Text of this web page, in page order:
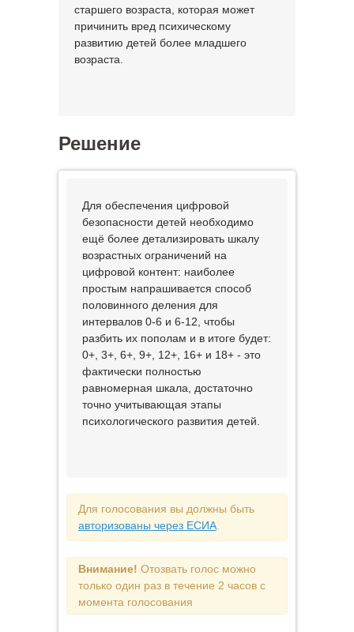
старшего возраста, которая может
причинить вред психическому
развитию детей более младшего
возраста.
Решение
Для обеспечения цифровой
безопасности детей необходимо
ещё более детализировать шкалу
возрастных ограничений на
цифровой контент: наиболее
простым напрашивается способ
половинного деления для
интервалов 0-6 и 6-12, чтобы
разбить их пополам и в итоге будет:
0+, 3+, 6+, 9+, 12+, 16+ и 18+ - это
фактически полностью
равномерная шкала, достаточно
точно учитывающая этапы
психологического развития детей.
Для голосования вы должны быть
авторизованы через ЕСИА
Внимание! Отозвать голос можно
только один раз в течение 2 часов с
момента голосования